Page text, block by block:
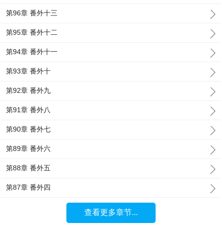
第96章 番外十三
第95章 番外十二
第94章 番外十一
第93章 番外十
第92章 番外九
第91章 番外八
第90章 番外七
第89章 番外六
第88章 番外五
第87章 番外四
查看更多章节...